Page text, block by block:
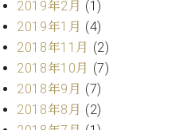
ェ
ッ
シ
ョ
ル
本
：
八
王
子
・
2019年2月 (1)
2019年1月 (4)
2018年11月 (2)
2018年10月 (7)
2018年9月 (7)
2018年8月 (2)